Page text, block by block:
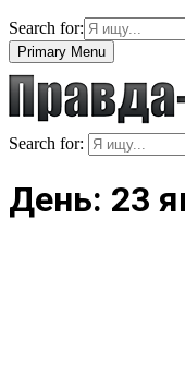
Search for:
Primary Menu
Search for:
День: 23